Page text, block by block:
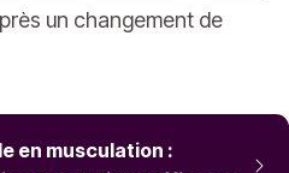
un changement de
en musculation :